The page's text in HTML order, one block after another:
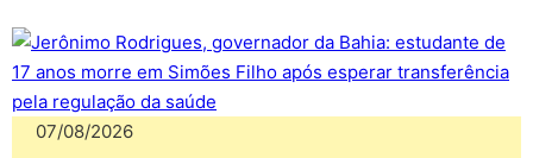
07/08/2026